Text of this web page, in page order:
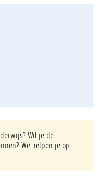
Wil je de
We helpen je op